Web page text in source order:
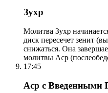
Зухр
Молитва Зухр
диск пересечет зенит
снижаться. Она
молитвы Аср
17:45
Аср с Введенными